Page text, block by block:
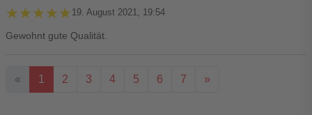
★★★★★
★★★★★ 19. August 2021, 19:54
Gewohnt gute Qualität.
« 1 2 3 4 5 6 7 »